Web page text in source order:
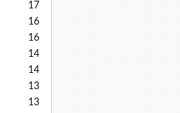
17
16
16
14
14
13
13